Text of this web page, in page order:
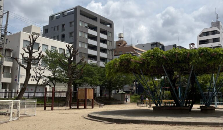
言うのか何なのか
admin
2026.04.10
本代表と目標設定
admin
2026.07.17